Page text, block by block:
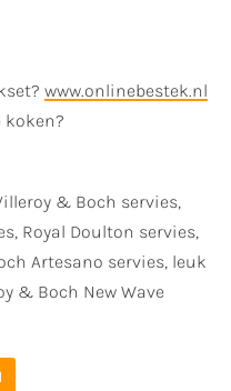
www.onlinebestek.nl
koken?
& Boch servies,
Royal Doulton servies,
Artesano servies, leuk
& Boch New Wave